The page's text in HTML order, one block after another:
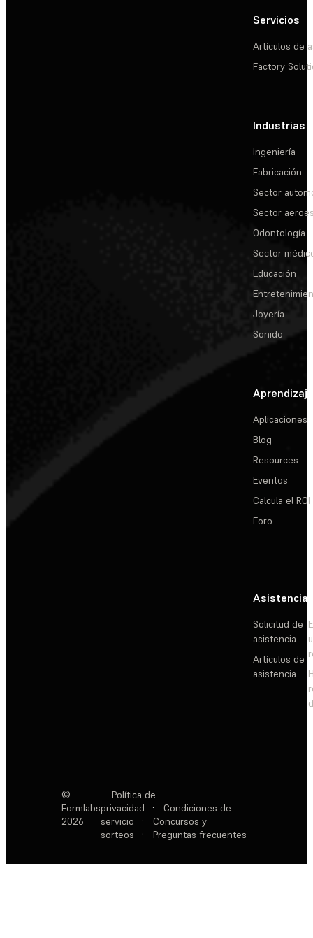
Servicios
Artículos de
Factory
Industrias
Ingeniería
Fabricación
Sector
Sector
Odontología
Sector
Educación
Joyería
Sonido
Aprendizaje
Aplicaciones
Blog
Resources
Eventos
Calcula el ROI
Foro
Asistencia
Solicitud de
asistencia
Artículos de
asistencia
©
Formlabs
2026
Política de
privacidad
·
Condiciones de
servicio
·
Concursos y
sorteos
· Preguntas frecuentes